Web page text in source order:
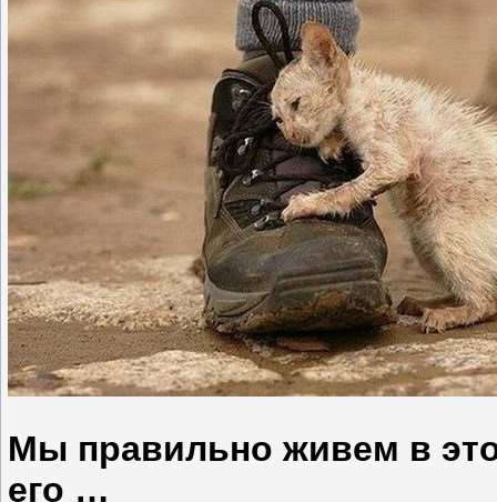
Мы правильно живем в
его …